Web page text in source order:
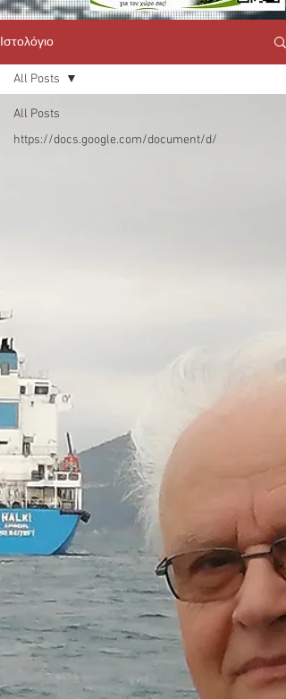
Ιστολόγιο
All Posts
https://docs.google.com/document/d/
All Posts